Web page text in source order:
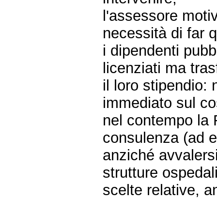
l'assessore
necessità di far
i dipendenti
licenziati ma
il loro stipendio:
immediato sul
nel contempo la
consulenza (ad
anziché
strutture
scelte relative,